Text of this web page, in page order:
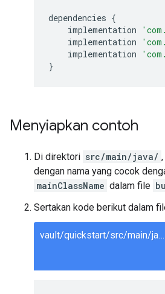
dependencies {
implementation
implementation
implementation
}
Menyiapkan contoh
Di direktori src/main/java/
dengan nama yang cocok
mainClassName dalam file
Sertakan kode berikut dalam
vault/quickstart/src/main/java/Quickstart.java